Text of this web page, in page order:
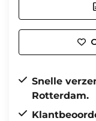
Snelle
Rotterdam.